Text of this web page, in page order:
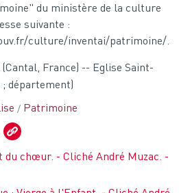
du ministère de la culture
suivante :
culture/inventai/patrimoine/.
France) -- Eglise Saint-
département)
Patrimoine
du chœur. - Cliché André Muzac. -